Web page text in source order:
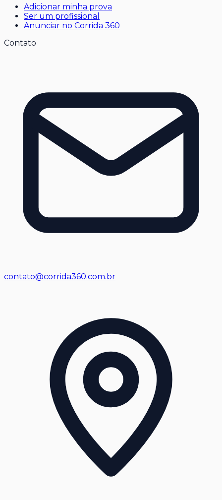
Adicionar minha prova
Ser um profissional
Anunciar no Corrida 360
Contato
contato@corrida360.com.br